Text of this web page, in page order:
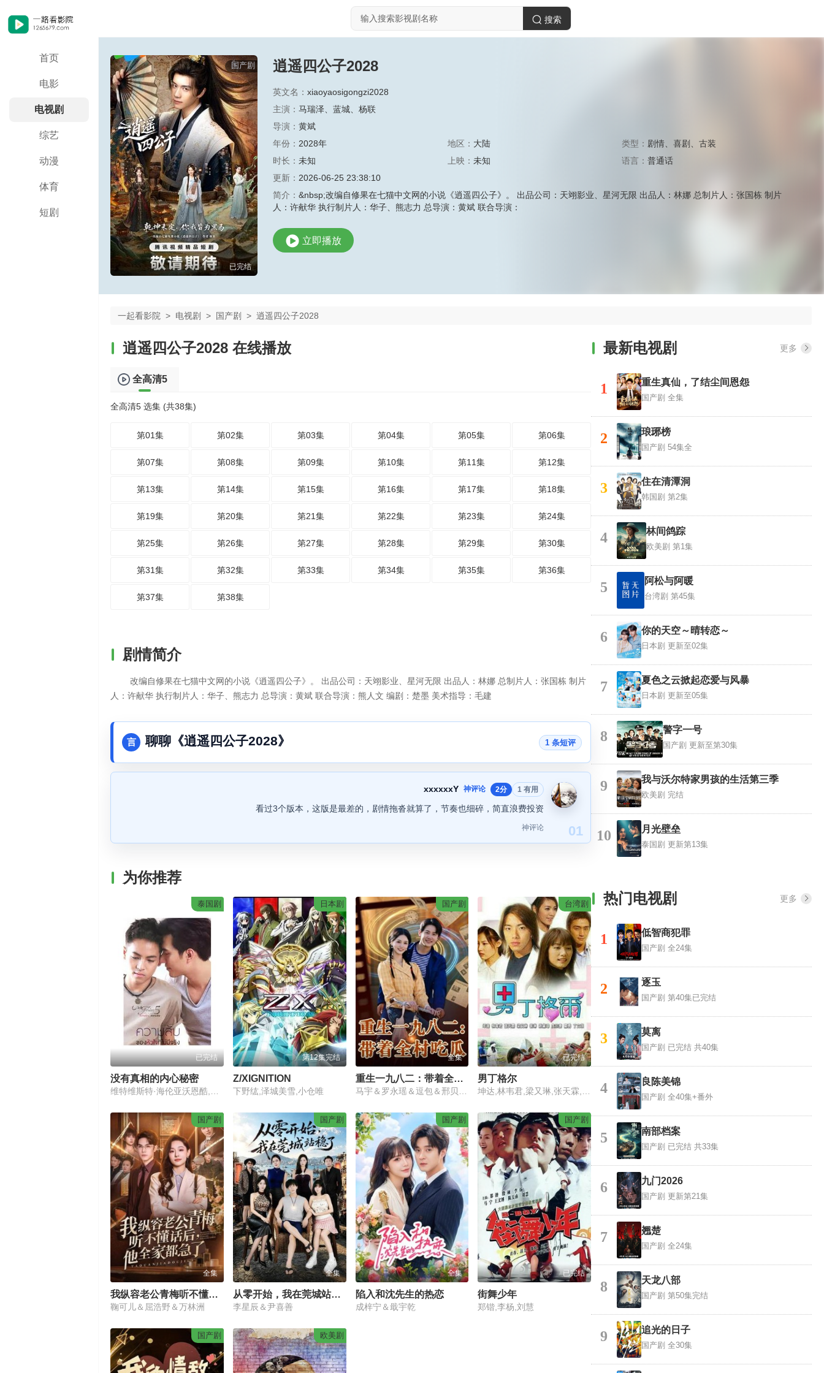
首页
电影
电视剧
综艺
动漫
体育
短剧
搜索
国产剧
已完结
逍遥四公子2028
英文名： xiaoyaosigongzi2028
主演： 马瑞泽 蓝城
杨联
导演： 黄斌
年份： 2028年 地区： 大陆 类型： 剧情 、喜剧 、古装
时长： 未知 上映： 未知 语言：普通话
更新： 2026-06-25 23:38:10
简介： &nbsp;改编自修果在七猫中文网的小说《逍遥四公子》。 出品公司：天翊影业、星河无限 出品人：林娜 总制片人：张国栋 制片
人：许献华 执行制片人：华子、熊志力 总导演：黄斌 联合导演：
立即播放
一起看影院 > 电视剧 > 国产剧 > 逍遥四公子2028
逍遥四公子2028 在线播放
全高清5
全高清5 选集 (共38集)
第01集 第02集 第03集 第04集 第05集 第06集
第07集 第08集 第09集 第10集 第11集 第12集
第13集 第14集 第15集 第16集 第17集 第18集
第19集 第20集 第21集 第22集 第23集 第24集
第25集 第26集 第27集 第28集 第29集 第30集
第31集 第32集 第33集 第34集 第35集 第36集
第37集 第38集
剧情简介
改编自修果在七猫中文网的小说《逍遥四公子》。 出品公司：天翊影业、星河无限 出品人：林娜 总制片人：张国栋 制片
人：许献华 执行制片人：华子、熊志力 总导演：黄斌 联合导演：熊人文 编剧：楚墨 美术指导：毛建
言 聊聊《逍遥四公子2028》 1 条短评
01
xxxxxxY 神评论 2分 1 有用
看过3个版本，这版是最差的，剧情拖沓就算了，节奏也细碎，简直浪费投资
神评论
为你推荐
泰国剧
已完结
没有真相的内心秘密
日本剧
第12集完结
Z/XIGNITION
下野纮,泽城美雪,小仓唯
国产剧
全集
重生一九八二：带着全村吃瓜
台湾剧
已完结
男丁格尔
国产剧
全集
我纵容老公青梅听不懂话后，他全家都急了
鞠可儿＆屈浩野＆万林洲
国产剧
全集
从零开始，我在莞城站稳了
李星辰＆尹喜善
国产剧
全集
陷入和沈先生的热恋
成梓宁＆戢宇乾
国产剧
已完结
街舞少年
郑锴,李杨,刘慧
国产剧 欧美剧
最新电视剧 更多
1 重生真仙，了结尘间恩怨
国产剧 全集
2 琅琊榜
国产剧 54集全
3 住在清潭洞
韩国剧 第2集
4 林间鸽踪
欧美剧 第1集
5 阿松与阿暖
台湾剧 第45集
6 你的天空～晴转恋～
日本剧 更新至02集
7 夏色之云掀起恋爱与风暴
日本剧 更新至05集
8 警字一号
国产剧 更新至第30集
9 我与沃尔特家男孩的生活第三季
欧美剧 完结
10 月光壁垒
泰国剧 更新第13集
热门电视剧 更多
1 低智商犯罪
国产剧 全24集
2 逐玉
国产剧 第40集已完结
3 莫离
国产剧 已完结 共40集
4 良陈美锦
国产剧 全40集+番外
5 南部档案
国产剧 已完结 共33集
6 九门2026
国产剧 更新第21集
7 翘楚
国产剧 全24集
8 天龙八部
国产剧 第50集完结
9 追光的日子
国产剧 全30集